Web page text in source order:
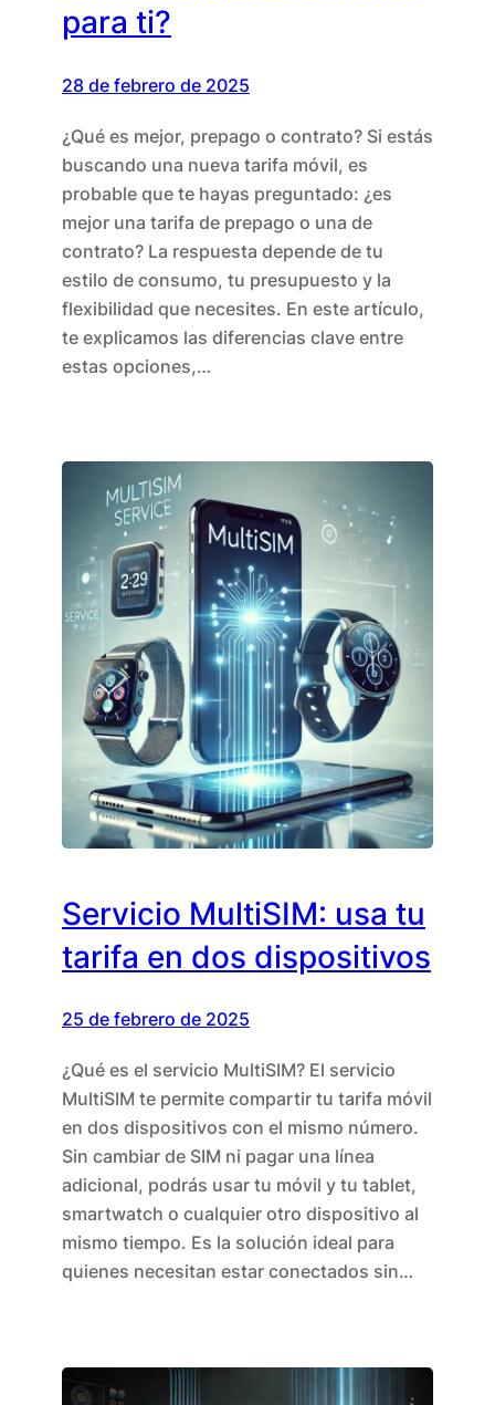
para ti?
28 de febrero de 2025
¿Qué es mejor, prepago o contrato? Si estás
buscando una nueva tarifa móvil, es
probable que te hayas preguntado: ¿es
mejor una tarifa de prepago o una de
contrato? La respuesta depende de tu
estilo de consumo, tu presupuesto y la
flexibilidad que necesites. En este artículo,
te explicamos las diferencias clave entre
estas opciones,…
Servicio MultiSIM: usa tu
tarifa en dos dispositivos
25 de febrero de 2025
¿Qué es el servicio MultiSIM? El servicio
MultiSIM te permite compartir tu tarifa móvil
en dos dispositivos con el mismo número.
Sin cambiar de SIM ni pagar una línea
adicional, podrás usar tu móvil y tu tablet,
smartwatch o cualquier otro dispositivo al
mismo tiempo. Es la solución ideal para
quienes necesitan estar conectados sin…